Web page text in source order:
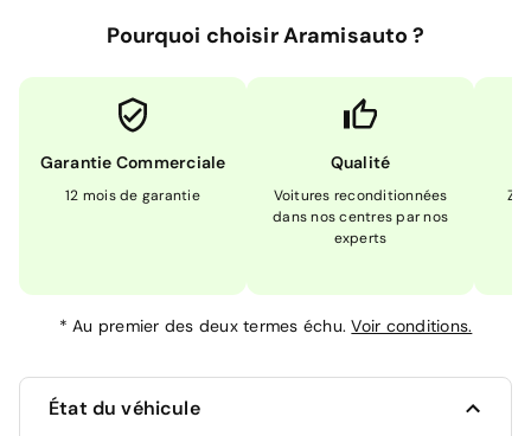
Pourquoi choisir Aramisauto ?
Garantie Commerciale
12 mois de garantie
Qualité
Voitures reconditionnées
dans nos centres par nos
experts
*Au premier des deux termes échu.Voir conditions.
État du véhicule